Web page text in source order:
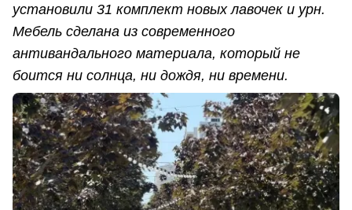
установили 31 комплект новых лавочек и урн.
Мебель сделана из современного
антивандального материала, который не
боится ни солнца, ни дождя, ни времени.